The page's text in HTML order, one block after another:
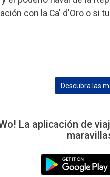
con la Ca' d'Oro o si
Descubra las
La aplicación de